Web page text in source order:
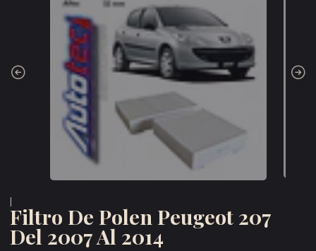
Filtro De Polen Peugeot 207
Del 2007 Al 2014